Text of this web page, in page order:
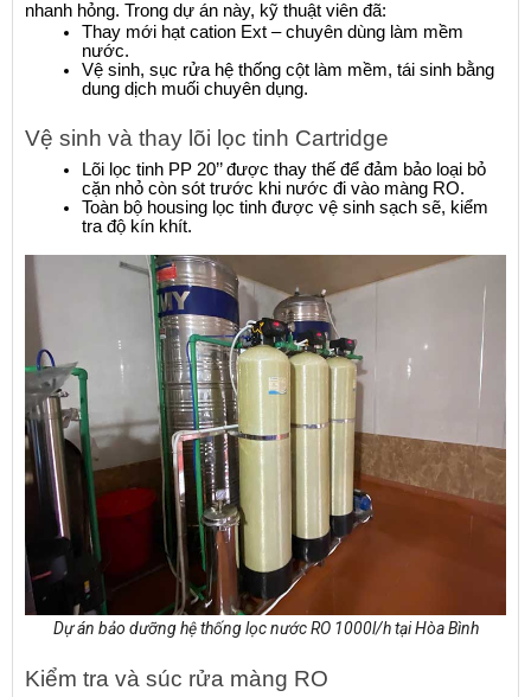
nhanh hỏng. Trong dự án này, kỹ thuật viên đã:
Thay mới hạt cation Ext – chuyên dùng làm mềm
nước.
Vệ sinh, sục rửa hệ thống cột làm mềm, tái sinh bằng
dung dịch muối chuyên dụng.
Vệ sinh và thay lõi lọc tinh Cartridge
Lõi lọc tinh PP 20’’ được thay thế để đảm bảo loại bỏ
cặn nhỏ còn sót trước khi nước đi vào màng RO.
Toàn bộ housing lọc tinh được vệ sinh sạch sẽ, kiểm
tra độ kín khít.
Dự án bảo dưỡng hệ thống lọc nước RO 1000l/h tại Hòa Bình
Kiểm tra và súc rửa màng RO